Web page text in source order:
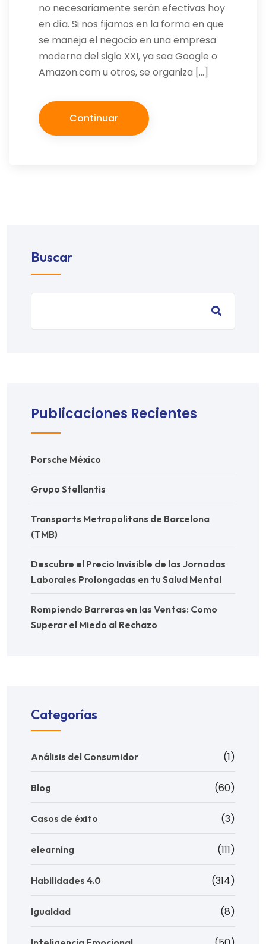
no necesariamente serán efectivas hoy
en día. Si nos fijamos en la forma en que
se maneja el negocio en una empresa
moderna del siglo XXI, ya sea Google o
Amazon.com u otros, se organiza […]
Continuar
Buscar
Publicaciones Recientes
Porsche México
Grupo Stellantis
Transports Metropolitans de Barcelona
(TMB)
Descubre el Precio Invisible de las Jornadas
Laborales Prolongadas en tu Salud Mental
Rompiendo Barreras en las Ventas: Como
Superar el Miedo al Rechazo
Categorías
Análisis del Consumidor (1)
Blog (60)
Casos de éxito (3)
elearning (111)
Habilidades 4.0 (314)
Igualdad (8)